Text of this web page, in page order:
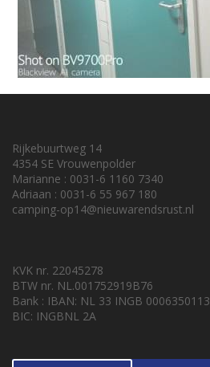
Rijkebuurtweg 14
4354 SE Vrouwenpolder
Marianne : 0031-6 1160 7340
Adriaan : 0031-6 55 967 180
camping-op14@nieuwarendsrust.nl
KVK nr. 22045278
BTW nr. NL.001752919B76
Bank : IBAN: NL 33 INGB 0006350113
BIC: INGBNL 2A